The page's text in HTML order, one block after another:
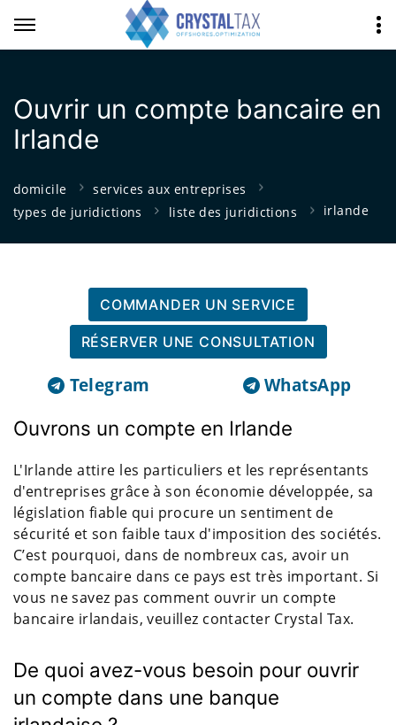
Ouvrir un compte bancaire en
Irlande
domicile
services aux entreprises
types de juridictions
liste des juridictions irlande
COMMANDER UN SERVICE
RÉSERVER UNE CONSULTATION
Telegram WhatsApp
Ouvrons un compte en Irlande
L'Irlande attire les particuliers et les représentants
d'entreprises grâce à son économie développée, sa
législation fiable qui procure un sentiment de
sécurité et son faible taux d'imposition des sociétés.
C’est pourquoi, dans de nombreux cas, avoir un
compte bancaire dans ce pays est très important. Si
vous ne savez pas comment ouvrir un compte
bancaire irlandais, veuillez contacter Crystal Tax.
De quoi avez-vous besoin pour ouvrir
un compte dans une banque